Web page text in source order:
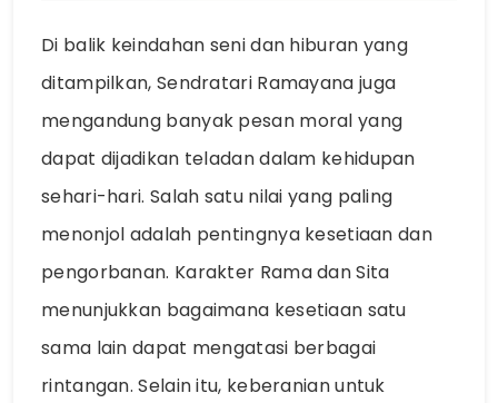
Di balik keindahan seni dan hiburan yang
ditampilkan, Sendratari Ramayana juga
mengandung banyak pesan moral yang
dapat dijadikan teladan dalam kehidupan
sehari-hari. Salah satu nilai yang paling
menonjol adalah pentingnya kesetiaan dan
pengorbanan. Karakter Rama dan Sita
menunjukkan bagaimana kesetiaan satu
sama lain dapat mengatasi berbagai
rintangan. Selain itu, keberanian untuk